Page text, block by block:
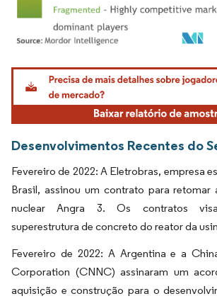
Imagem © Mordor Intelligence. O reuso requer
Desenvolvimentos Recentes do
Fevereiro de 2022: A Eletrobras, empresa
Brasil, assinou um contrato para retomar
nuclear Angra 3. Os contratos
superestrutura de concreto do reator da
Fevereiro de 2022: A Argentina e a
Corporation (CNNC) assinaram um
aquisição e construção para o